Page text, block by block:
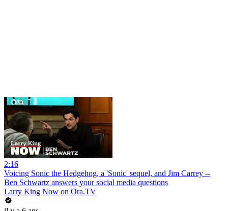
2:16
Voicing Sonic the Hedgehog, a 'Sonic' sequel, and Jim Carrey --
Ben Schwartz answers your social media questions
Larry King Now on Ora.TV